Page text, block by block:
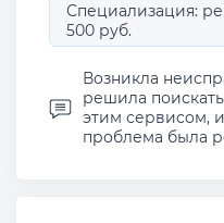
Специализация:
500 руб.
Возникла
решила
этим сервисом,
проблема была